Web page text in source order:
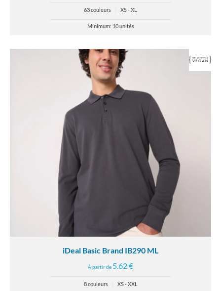
63 couleurs XS - XL
Minimum: 10 unités
iDeal Basic Brand IB290 ML
À partir de 5.62 €
8 couleurs XS - XXL